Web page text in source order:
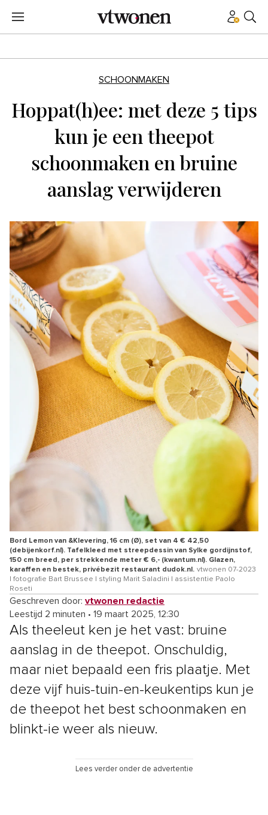
SCHOONMAKEN
Hoppat(h)ee: met deze 5 tips
kun je een theepot
schoonmaken en bruine
aanslag verwijderen
Bord Lemon van &Klevering, 16 cm (Ø), set van 4 € 42,50
(debijenkorf.nl). Tafelkleed met streepdessin van Sylke gordijnstof,
150 cm breed, per strekkende meter € 6,- (kwantum.nl). Glazen,
karaffen en bestek, privébezit restaurant dudok.nl. vtwonen 07-2023
| fotografie Bart Brussee | styling Marit Saladini | assistentie Paolo
Roseti
Geschreven door: vtwonen redactie
Leestijd 2 minuten • 19 maart 2025, 12:30
Als theeleut ken je het vast: bruine
aanslag in de theepot. Onschuldig,
maar niet bepaald een fris plaatje. Met
deze vijf huis-tuin-en-keukentips kun je
de theepot het best schoonmaken en
blinkt-ie weer als nieuw.
Lees verder onder de advertentie